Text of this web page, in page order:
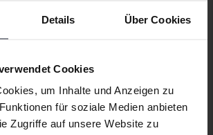
Details Über Cookies
Cookies
um Inhalte und Anzeigen zu
für soziale Medien anbieten
Zugriffe auf unsere Website zu
Kilometer
Elektrisch/Benzin